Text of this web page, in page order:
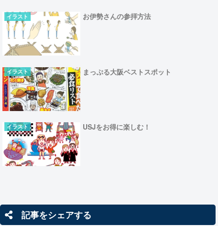
イラスト お伊勢さんの参拝方法
イラスト まっぷる大阪ベストスポット
イラスト USJをお得に楽しむ！
記事をシェアする